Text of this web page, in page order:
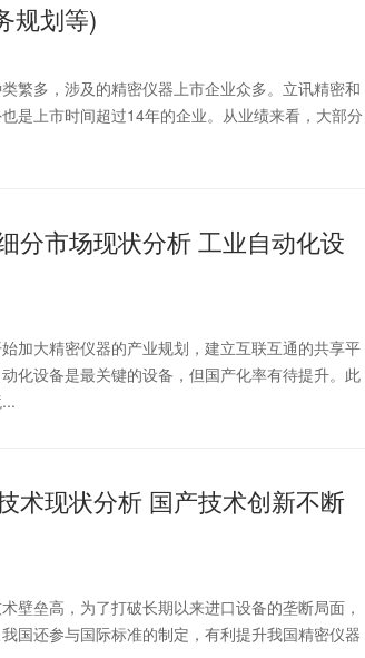
规划等)
繁多，涉及的精密仪器上市企业众多。立讯精密和
是上市时间超过14年的企业。从业绩来看，大部分
分市场现状分析 工业自动化设
加大精密仪器的产业规划，建立互联互通的共享平
化设备是最关键的设备，但国产化率有待提升。此
术现状分析 国产技术创新不断
壁垒高，为了打破长期以来进口设备的垄断局面，
国还参与国际标准的制定，有利提升我国精密仪器